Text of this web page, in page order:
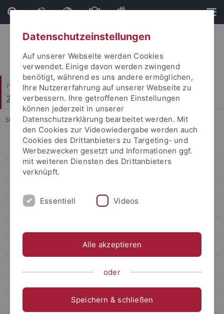
Direkt
zum
Inhalt
Direkt
zur
Fußleiste
Philosophische Fakultät
Zeitgeschichte
Sie sind hier: Startseite ... Schönwald, Anne
Personen A bis Z
Arnold, Jörg
Boga, Laura
Datenschutzeinstellungen
Auf unserer Webseite werden Cookies
verwendet. Einige davon werden zwingend
benötigt, während es uns andere ermöglichen,
Ihre Nutzererfahrung auf unserer Webseite zu
verbessern. Ihre getroffenen Einstellungen
können jederzeit in unserer
Datenschutzerklärung bearbeitet werden. Mit
den Cookies zur Videowiedergabe werden auch
Cookies des Drittanbieters zu Targeting- und
Werbezwecken gesetzt und Informationen ggf.
mit weiteren Diensten des Drittanbieters
verknüpft.
Essentiell Videos
Alle akzeptieren
oder
Speichern & schließen